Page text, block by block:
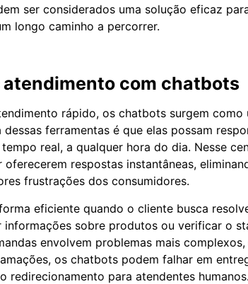
ser considerados uma solução eficaz
longo caminho a percorrer.
com chatbots
rápido, os chatbots surgem como
ferramentas é que elas possam
real, a qualquer hora do dia. Nesse
respostas instantâneas,
frustrações dos consumidores.
eficiente quando o cliente busca
sobre produtos ou verificar o
envolvem problemas mais
os chatbots podem falhar em
redirecionamento para atendentes humanos.